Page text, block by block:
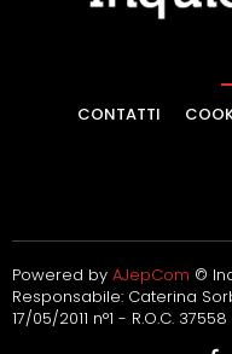
CONTATTI
Powered by AJepCom ©
Responsabile: Caterina
17/05/2011 n°1 - R.O.C.